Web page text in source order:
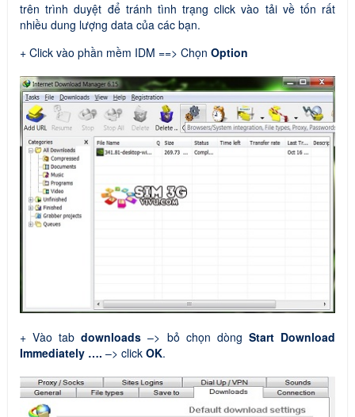
trên trình duyệt để tránh tình trạng click vào tải về tốn rất
nhiều dung lượng data của các bạn.
+ Click vào phần mềm IDM ==> Chọn Option
+ Vào tabdownloads –> bỏ chọn dòng Start Download
Immediately …. –> click OK.